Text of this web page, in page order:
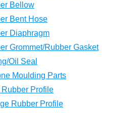
Bellow
Bent Hose
Diaphragm
Grommet/Rubber Gasket
Oil Seal
Moulding Parts
Profile
Rubber Profile